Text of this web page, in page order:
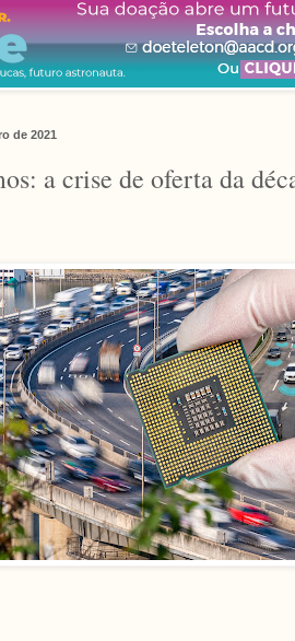
de 2021
a crise de oferta da